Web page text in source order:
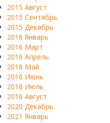
2015 Август
2015 Сентябрь
2015 Декабрь
2016 Январь
2016 Март
2016 Апрель
2016 Май
2016 Июнь
2016 Июль
2016 Август
2020 Декабрь
2021 Январь